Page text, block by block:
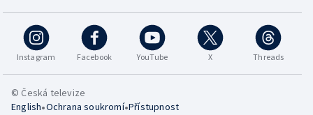
Instagram Facebook YouTube X Threads
© Česká televize
English•Ochrana soukromí•Přístupnost